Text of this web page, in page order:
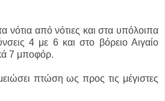
νότια από νότιες και στα υπόλοιπα
4 με 6 και στο βόρειο Αιγαίο
7 μποφόρ.
πτώση ως προς τις μέγιστες